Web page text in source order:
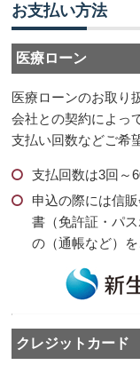
お支払い方法
医療ローン
医療ローンのお取り
会社との契約によっ
支払い回数などご希
支払回数は3回～
申込の際には信
書（免許証・パ
の（通帳など）を
クレジットカード